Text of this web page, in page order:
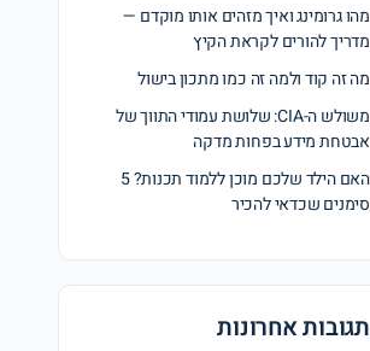
מהו גרומינג ואיך מזהים אותו מוקדם —
מדריך להורים לקראת הקיץ
מה זה קוד ולמה זה כמו מתכון בישול
משולש ה-CIA: שלושת עמודי התווך של
אבטחת מידע בפחות מדקה
האם הילד שלכם מוכן ללמוד תכנות? 5
סימנים שכדאי להכיר
תגובות אחרונות